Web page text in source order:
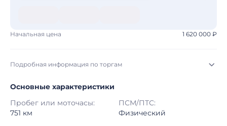
Начальная цена 1 620 000 ₽
Подробная информация по торгам
Начало торгов: 03.08.2026, 16:18 МСК
Конец торгов: 10.08.2026, 17:03 МСК
Основные характеристики
Пробег или моточасы:
751 км
ПСМ/ПТС:
Физический